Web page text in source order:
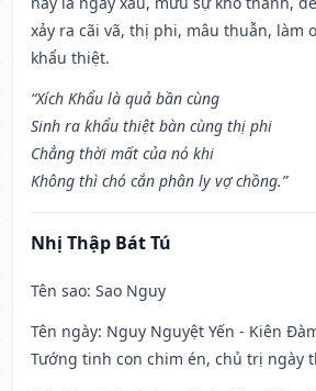
xảy ra cãi vã, thị phi, mâu thuẫn, làm
khẩu thiệt.
“Xích Khẩu là quả bần cùng
Sinh ra khẩu thiệt bàn cùng thị phi
Chẳng thời mất của nó khi
Không thì chó cắn phân ly vợ chồng.”
Nhị Thập Bát Tú
Tên sao: Sao Nguy
Tên ngày: Nguy Nguyệt Yến - Kiên
Tướng tinh con chim én, chủ trị ngày